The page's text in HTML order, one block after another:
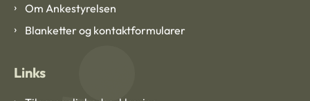
Om Ankestyrelsen
Blanketter og kontaktformularer
Links